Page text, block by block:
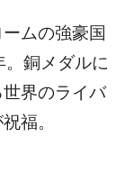
ムの強豪国
。銅メダルに
界のライバ
福。